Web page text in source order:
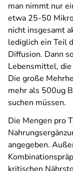
man nimmt nur
etwa 25-50
nicht insgesamt
lediglich ein Teil
Diffusion. Dann
Lebensmittel,
Die große
mehr als 500ug
suchen müssen.
Die Mengen pro
angegeben.